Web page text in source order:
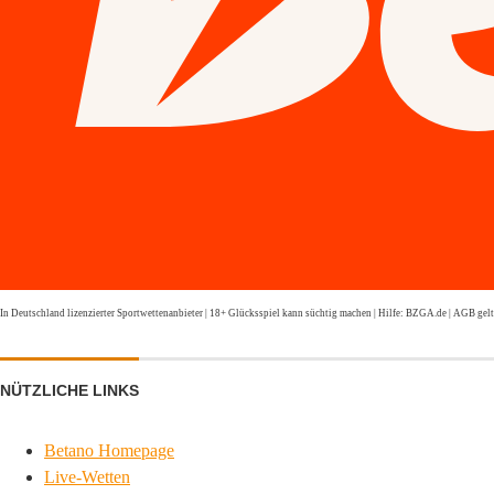
In Deutschland lizenzierter Sportwettenanbieter | 18+ Glücksspiel kann süchtig machen | Hilfe: BZGA.de | AGB
NÜTZLICHE LINKS
Betano Homepage
Live-Wetten